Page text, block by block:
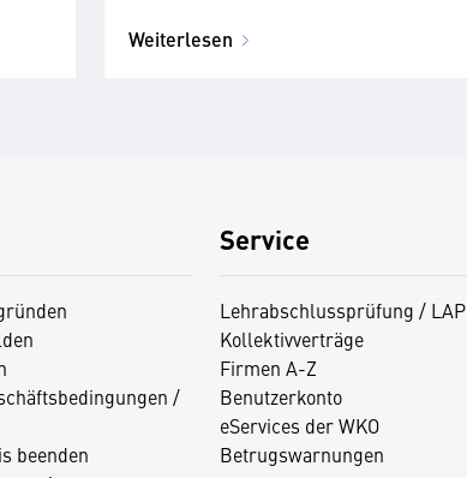
Weiterlesen
/
beenden
Service
Lehrabschlussprüfung / LAP
Kollektivverträge
Firmen A-Z
Benutzerkonto
eServices der WKO
Betrugswarnungen